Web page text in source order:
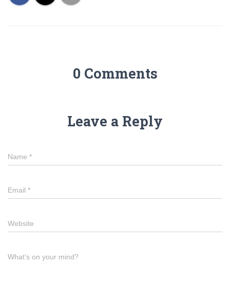
0 Comments
Leave a Reply
Name *
Email *
Website
What's on your mind?